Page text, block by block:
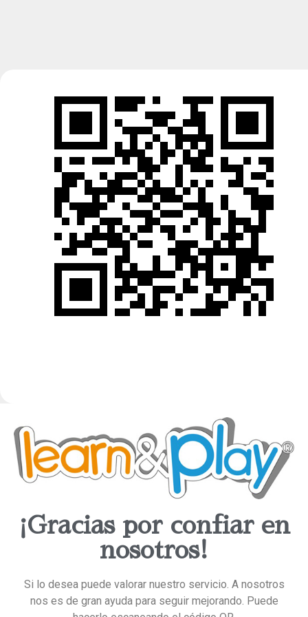
¡Gracias por confiar en
nosotros!
Si lo desea puede valorar nuestro servicio. A nosotros
nos es de gran ayuda para seguir mejorando. Puede